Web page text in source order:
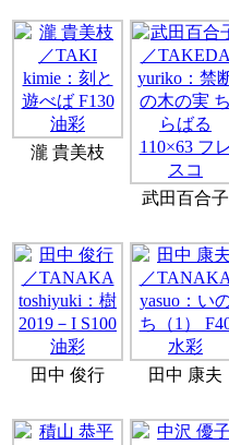
瀧 貴美枝
武田百合子
田中 俊行 田中 康夫